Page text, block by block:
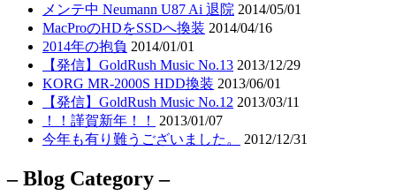
メンテ中 Neumann U87 Ai 退院 2014/05/01
MacProのHDをSSDへ換装 2014/04/16
2014年の抱負 2014/01/01
【発信】GoldRush Music No.13 2013/12/29
KORG MR-2000S HDD換装 2013/06/01
【発信】GoldRush Music No.12 2013/03/11
！！謹賀新年！！
2013/01/07
今年も有り難うございました。
2012/12/31
– Blog Category –